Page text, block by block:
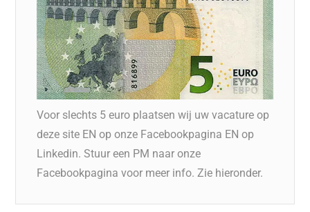
Voor slechts 5 euro plaatsen wij uw vacature op
deze site EN op onze Facebookpagina EN op
Linkedin. Stuur een PM naar onze
Facebookpagina voor meer info. Zie hieronder.